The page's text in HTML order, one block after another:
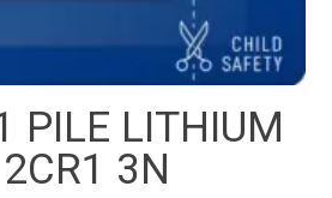
PILE LITHIUM
3N